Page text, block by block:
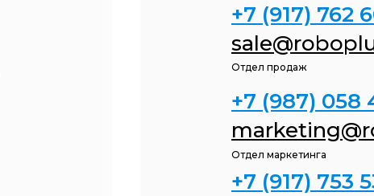
+7 (917) 762
+7 (987) 058
+7 (917) 753
Отдел маркетинга
Отдел продаж